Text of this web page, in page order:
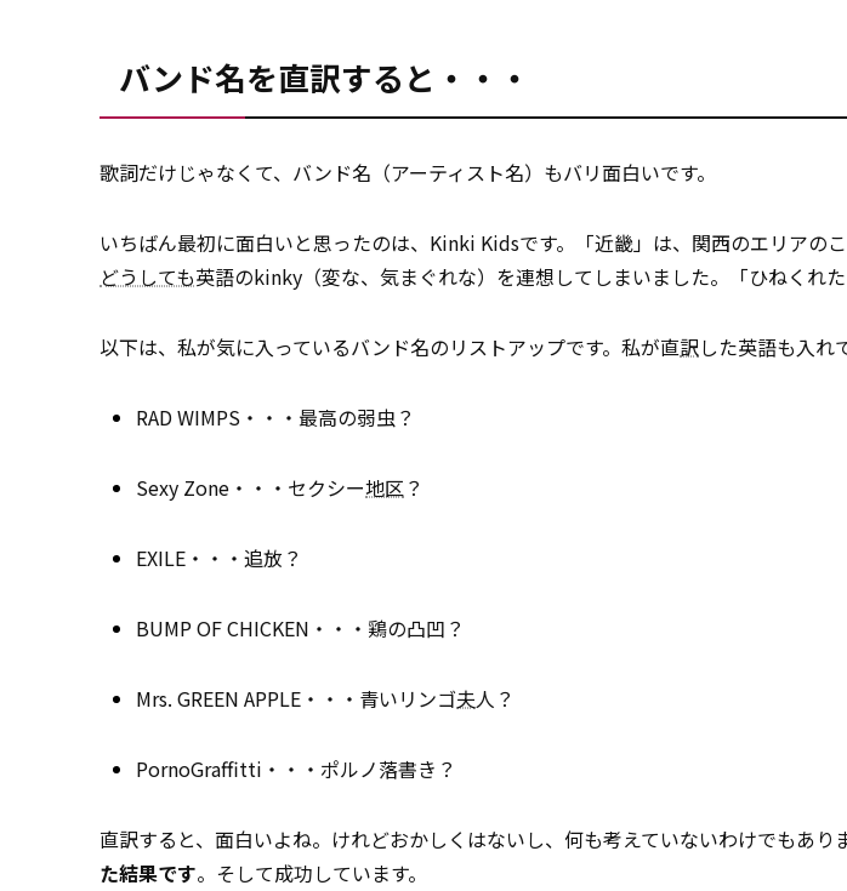
バンド名を直訳すると・・・
歌詞だけじゃなくて、バンド名（アーティスト名）もバリ面白いです。
いちばん最初に面白いと思ったのは、Kinki Kidsです。「近畿」は、関西のエリアの
どうしても英語のkinky（変な、気まぐれな）を連想してしまいました。「ひねくれた
以下は、私が気に入っているバンド名のリストアップです。私が直訳した英語も入れ
RAD WIMPS・・・最高の弱虫？
Sexy Zone・・・セクシー地区？
EXILE・・・追放？
BUMP OF CHICKEN・・・鶏の凸凹？
Mrs. GREEN APPLE・・・青いリンゴ夫人？
PornoGraffitti・・・ポルノ落書き？
直訳すると、面白いよね。けれどおかしくはないし、何も考えていないわけでもあり
た結果です。そして成功しています。